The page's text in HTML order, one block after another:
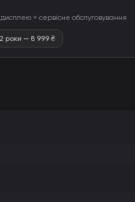
+ сервісне обслуговування
2 роки — 8 999 ₴